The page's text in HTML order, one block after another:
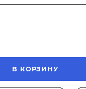
В КОРЗИНУ